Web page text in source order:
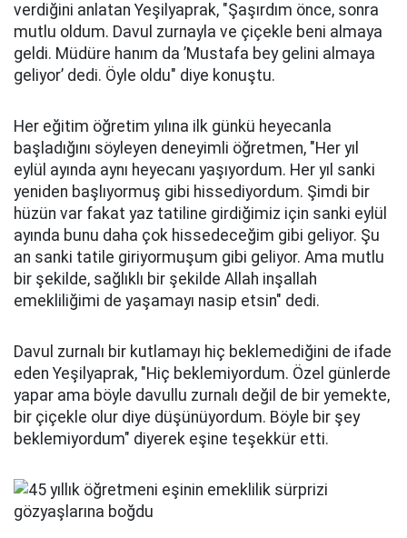
verdiğini anlatan Yeşilyaprak, "Şaşırdım önce, sonra
mutlu oldum. Davul zurnayla ve çiçekle beni almaya
geldi. Müdüre hanım da ’Mustafa bey gelini almaya
geliyor’ dedi. Öyle oldu" diye konuştu.
Her eğitim öğretim yılına ilk günkü heyecanla
başladığını söyleyen deneyimli öğretmen, "Her yıl
eylül ayında aynı heyecanı yaşıyordum. Her yıl sanki
yeniden başlıyormuş gibi hissediyordum. Şimdi bir
hüzün var fakat yaz tatiline girdiğimiz için sanki eylül
ayında bunu daha çok hissedeceğim gibi geliyor. Şu
an sanki tatile giriyormuşum gibi geliyor. Ama mutlu
bir şekilde, sağlıklı bir şekilde Allah inşallah
emekliliğimi de yaşamayı nasip etsin" dedi.
Davul zurnalı bir kutlamayı hiç beklemediğini de ifade
eden Yeşilyaprak, "Hiç beklemiyordum. Özel günlerde
yapar ama böyle davullu zurnalı değil de bir yemekte,
bir çiçekle olur diye düşünüyordum. Böyle bir şey
beklemiyordum" diyerek eşine teşekkür etti.